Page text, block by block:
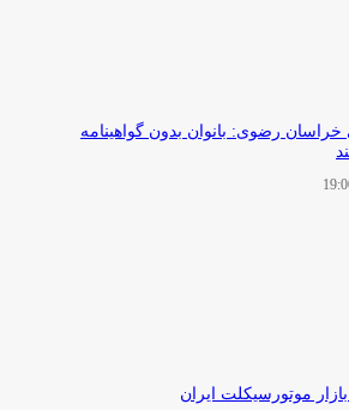
خراسان رضوی: بانوان بدون گواهینامه
موتورسیکلت ایران